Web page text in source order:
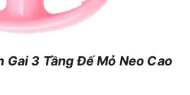
Gai 3 Tầng Đế Mỏ Neo Cao